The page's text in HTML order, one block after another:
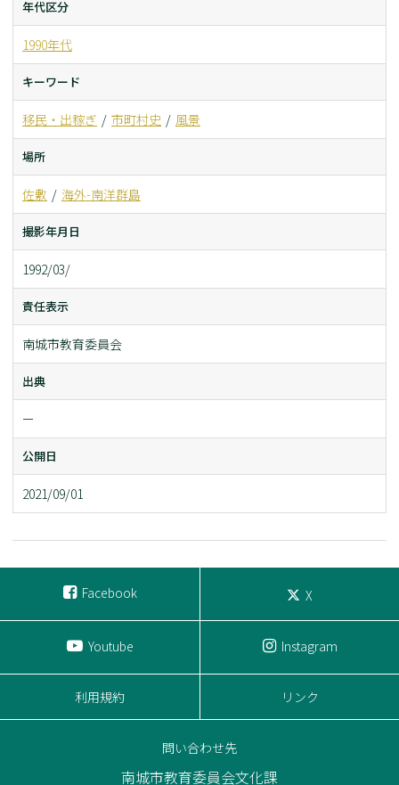
年代区分
1990年代
キーワード
移民・出稼ぎ 市町村史 風景
場所
佐敷 海外-南洋群島
撮影年月日
1992/03/
責任表示
南城市教育委員会
出典
ー
公開日
2021/09/01
Facebook X
Youtube Instagram
利用規約 リンク
問い合わせ先
南城市教育委員会文化課